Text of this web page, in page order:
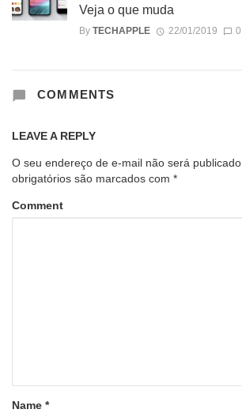
Veja o que muda
By TECHAPPLE 22/01/2019 0
COMMENTS
LEAVE A REPLY
O seu endereço de e-mail não será publicado.
obrigatórios são marcados com *
Comment
Name *